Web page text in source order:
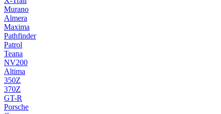
Murano
Almera
Maxima
Pathfinder
Patrol
Teana
NV200
Altima
350Z
370Z
GT-R
Porsche